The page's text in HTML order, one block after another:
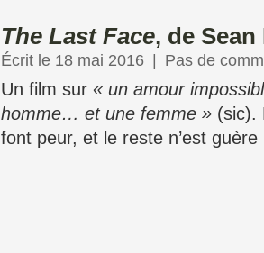
The Last Face, de Sean
Écrit le 18 mai 2016 Pas de
Un film sur « un amour
homme… et une femme » (sic).
font peur, et le reste n’est